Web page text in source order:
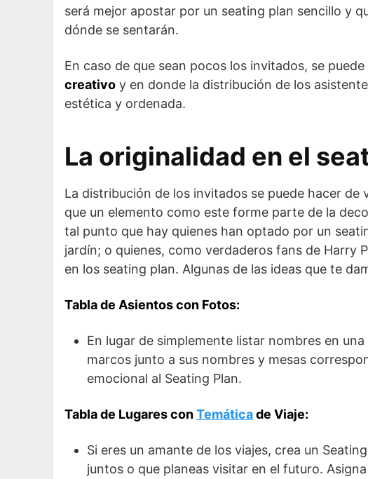
será mejor apostar por un seating plan sencillo y
dónde se sentarán.
En caso de que sean pocos los invitados, se
creativo y en donde la distribución de los
estética y ordenada.
La originalidad en el
La distribución de los invitados se puede hacer de
que un elemento como este forme parte de la
tal punto que hay quienes han optado por un
jardín; o quienes, como verdaderos fans de
en los seating plan. Algunas de las ideas que te
Tabla de Asientos con Fotos:
En lugar de simplemente listar nombres en
marcos junto a sus nombres y mesas
emocional al Seating Plan.
Tabla de Lugares conTemáticade Viaje:
Si eres un amante de los viajes, crea un
juntos o que planeas visitar en el futuro.